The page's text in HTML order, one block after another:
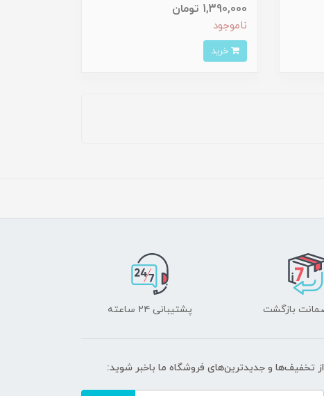
1,390,000 تومان
ناموجود
پشتیبانی ۲۴ ساعته
از تخفیف‌ها و جدیدترین‌های فروشگاه ما باخبر شوید: